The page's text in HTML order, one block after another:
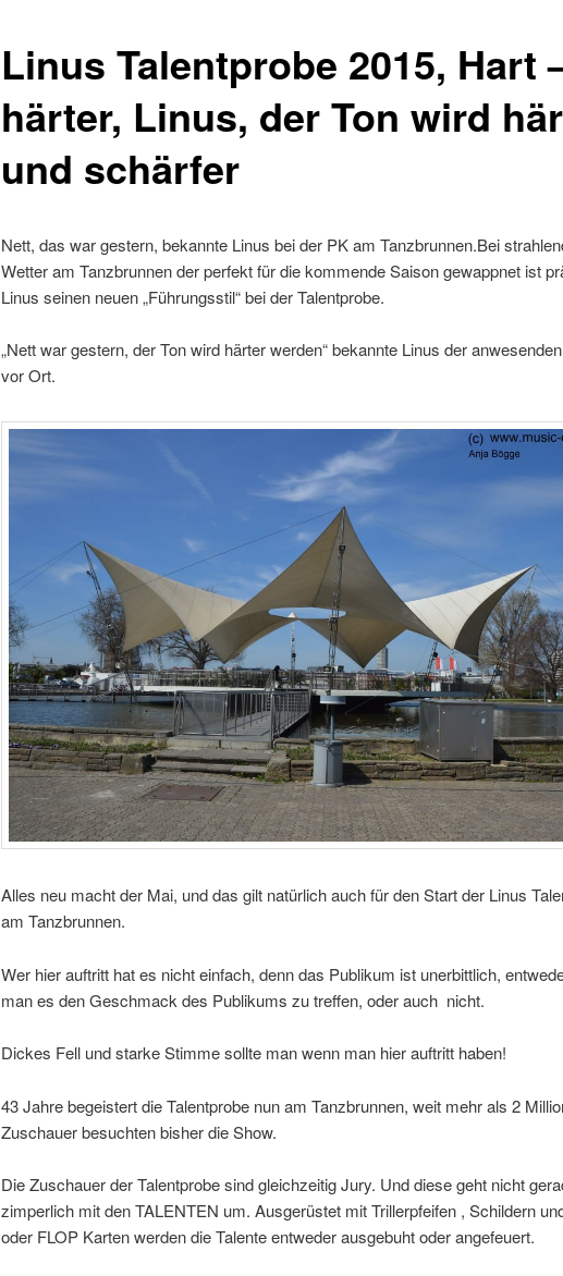
Linus Talentprobe 2015, Hart
härter, Linus, der Ton wird
und schärfer
Nett, das war gestern, bekannte Linus bei der PK am Tanzbrunnen.Bei
Wetter am Tanzbrunnen der perfekt für die kommende Saison gewappnet ist
Linus seinen neuen „Führungsstil“ bei der Talentprobe.
„Nett war gestern, der Ton wird härter werden“ bekannte Linus der
vor Ort.
Alles neu macht der Mai, und das gilt natürlich auch für den Start der Linus
am Tanzbrunnen.
Wer hier auftritt hat es nicht einfach, denn das Publikum ist unerbittlich,
man es den Geschmack des Publikums zu treffen, oder auch nicht.
Dickes Fell und starke Stimme sollte man wenn man hier auftritt haben!
43 Jahre begeistert die Talentprobe nun am Tanzbrunnen, weit mehr als 2
Zuschauer besuchten bisher die Show.
Die Zuschauer der Talentprobe sind gleichzeitig Jury. Und diese geht nicht
zimperlich mit den TALENTEN um. Ausgerüstet mit Trillerpfeifen , Schildern
oder FLOP Karten werden die Talente entweder ausgebuht oder angefeuert.